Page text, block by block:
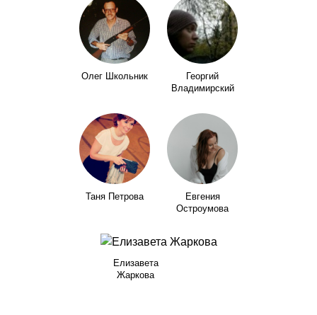
Олег Школьник
Георгий
Владимирский
Таня Петрова
Евгения
Остроумова
Елизавета
Жаркова